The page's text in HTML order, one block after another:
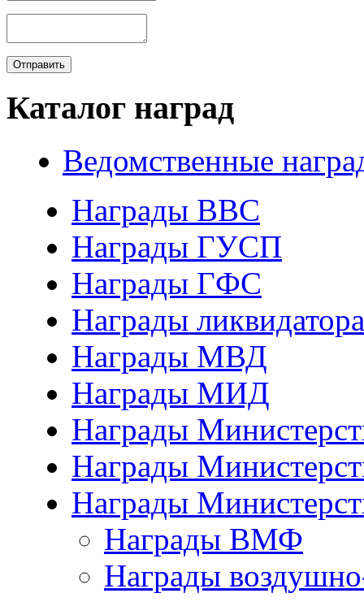
Каталог наград
Ведомственные
Награды ВВС
Награды ГУСП
Награды ГФС
Награды
Награды МВД
Награды МИД
Награды
Награды
Награды
Награды ВМФ
Награды